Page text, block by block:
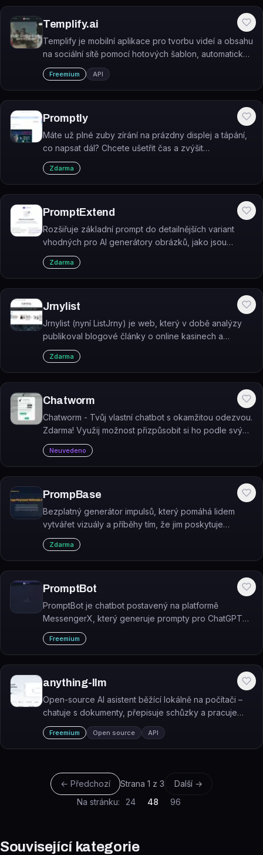
Templify.ai
Templify je mobilní aplikace pro tvorbu videí a obsahu
na sociální sítě pomocí hotových šablon, automatické
synchronizace s hudbou a AI editačních nástrojů.
Freemium API
Promptly
Máte už plné zuby zírání na prázdny displej a tápání,
co napsat dál? Chcete ušetřit čas a zvýšit
produktivitu, aniž byste obětovali kvalitu svého psaní?
Zdarma
PromptExtend
Rozšiřuje základní prompt do detailnějších variant
vhodných pro AI generátory obrázků, jako jsou
MidJourney, Dream.ai nebo NightCafe.
Zdarma
Jrnylist
Jrnylist (nyní ListJrny) je web, který v době analýzy
publikoval blogové články o online kasinech a
základech promptů pro AI.
Zdarma
Chatworm
Chatworm - Tvůj vlastní chatbot s okamžitou odezvou.
Zdarma! Využij možnost přizpůsobit si ho podle svých
potřeb. Kategorie: #prompts.
Neuvedeno
PrompBase
Bezplatný generátor impulsů, který pomáhá lidem
vytvářet vizuály a příběhy tím, že jim poskytuje
nápady a impulsy.
Zdarma
PromptBot
PromptBot je chatbot postavený na platformě
MessengerX, který generuje prompty pro ChatGPT
na základě vašich požadavků.
Freemium
anything-llm
Open-source AI asistent běžící lokálně na počítači –
chatuje s dokumenty, přepisuje schůzky a pracuje
bez nutnosti účtu či API klíčů.
Freemium Open source API
← Předchozí Strana 1 z 3
Další →
Na stránku:
24 48 96
Související kategorie